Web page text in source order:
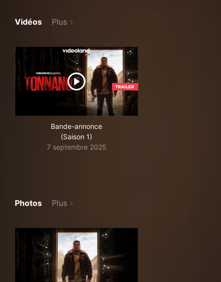
Vidéos Plus
Bande-annonce
(Saison 1)
7 septembre 2025
Photos Plus